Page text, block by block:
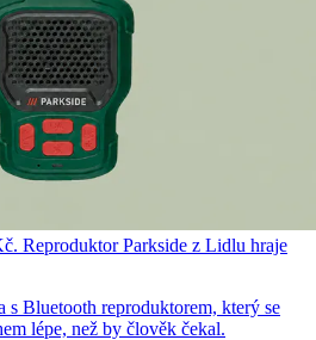
Reproduktor Parkside z Lidlu hraje
Bluetooth reproduktorem, který se
lépe, než by člověk čekal.